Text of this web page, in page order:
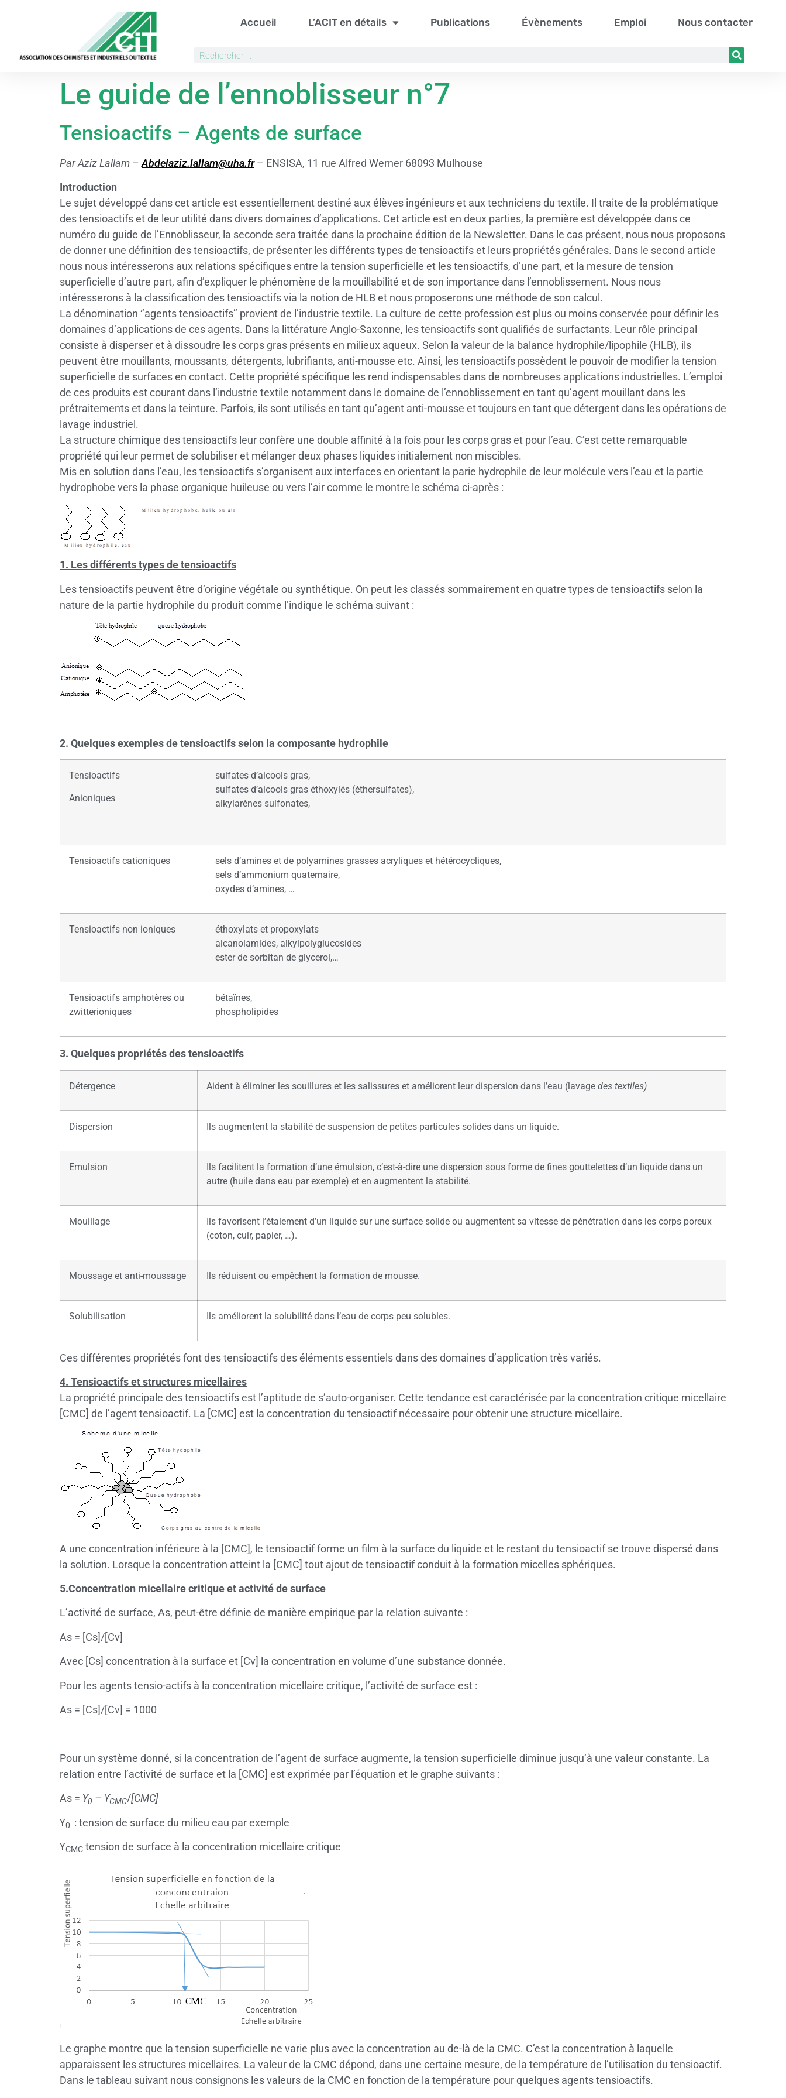
Accueil L’ACIT en détails Publications Évènements Emploi Nous contacter
Le guide de l’ennoblisseur n°7
Tensioactifs – Agents de surface
Par Aziz Lallam –Abdelaziz.lallam@uha.fr– ENSISA, 11 rue Alfred Werner 68093 Mulhouse
Introduction
Le sujet développé dans cet article est essentiellement destiné aux élèves ingénieurs et aux techniciens du textile. Il traite de la problématique
des tensioactifs et de leur utilité dans divers domaines d’applications. Cet article est en deux parties, la première est développée dans ce
numéro du guide de l’Ennoblisseur, la seconde sera traitée dans la prochaine édition de la Newsletter. Dans le cas présent, nous nous proposons
de donner une définition des tensioactifs, de présenter les différents types de tensioactifs et leurs propriétés générales. Dans le second article
nous nous intéresserons aux relations spécifiques entre la tension superficielle et les tensioactifs, d’une part, et la mesure de tension
superficielle d’autre part, afin d’expliquer le phénomène de la mouillabilité et de son importance dans l’ennoblissement. Nous nous
intéresserons à la classification des tensioactifs via la notion de HLB et nous proposerons une méthode de son calcul.
La dénomination ‘’agents tensioactifs’’ provient de l’industrie textile. La culture de cette profession est plus ou moins conservée pour définir les
domaines d’applications de ces agents. Dans la littérature Anglo-Saxonne, les tensioactifs sont qualifiés de surfactants. Leur rôle principal
consiste à disperser et à dissoudre les corps gras présents en milieux aqueux. Selon la valeur de la balance hydrophile/lipophile (HLB), ils
peuvent être mouillants, moussants, détergents, lubrifiants, anti-mousse etc. Ainsi, les tensioactifs possèdent le pouvoir de modifier la tension
superficielle de surfaces en contact. Cette propriété spécifique les rend indispensables dans de nombreuses applications industrielles. L’emploi
de ces produits est courant dans l’industrie textile notamment dans le domaine de l’ennoblissement en tant qu’agent mouillant dans les
prétraitements et dans la teinture. Parfois, ils sont utilisés en tant qu’agent anti-mousse et toujours en tant que détergent dans les opérations de
lavage industriel.
La structure chimique des tensioactifs leur confère une double affinité à la fois pour les corps gras et pour l’eau. C’est cette remarquable
propriété qui leur permet de solubiliser et mélanger deux phases liquides initialement non miscibles.
Mis en solution dans l’eau, les tensioactifs s’organisent aux interfaces en orientant la parie hydrophile de leur molécule vers l’eau et la partie
hydrophobe vers la phase organique huileuse ou vers l’air comme le montre le schéma ci-après :
1. Les différents types de tensioactifs
Les tensioactifs peuvent être d’origine végétale ou synthétique. On peut les classés sommairement en quatre types de tensioactifs selon la
nature de la partie hydrophile du produit comme l’indique le schéma suivant :
2. Quelques exemples de tensioactifs selon la composante hydrophile
Tensioactifs
Anioniques
sulfates d’alcools gras,
sulfates d’alcools gras éthoxylés (éthersulfates),
alkylarènes sulfonates,
Tensioactifs cationiques
sels d’amines et de polyamines grasses acryliques et hétérocycliques,
sels d’ammonium quaternaire,
oxydes d’amines, …
Tensioactifs non ioniques
éthoxylats et propoxylats
alcanolamides, alkylpolyglucosides
ester de sorbitan de glycerol,…
Tensioactifs amphotères ou
zwitterioniques
bétaïnes,
phospholipides
3. Quelques propriétés des tensioactifs
Détergence Aident à éliminer les souillures et les salissures et améliorent leur dispersion dans l’eau (lavage des textiles)
Dispersion Ils augmentent la stabilité de suspension de petites particules solides dans un liquide.
Emulsion
Ils facilitent la formation d’une émulsion, c’est-à-dire une dispersion sous forme de fines gouttelettes d’un liquide dans un
autre (huile dans eau par exemple) et en augmentent la stabilité.
Mouillage
Ils favorisent l’étalement d’un liquide sur une surface solide ou augmentent sa vitesse de pénétration dans les corps poreux
(coton, cuir, papier, …).
Moussage et anti-moussage Ils réduisent ou empêchent la formation de mousse.
Solubilisation Ils améliorent la solubilité dans l’eau de corps peu solubles.
Ces différentes propriétés font des tensioactifs des éléments essentiels dans des domaines d’application très variés.
4. Tensioactifs et structures micellaires
La propriété principale des tensioactifs est l’aptitude de s’auto-organiser. Cette tendance est caractérisée par la concentration critique micellaire
[CMC] de l’agent tensioactif. La [CMC] est la concentration du tensioactif nécessaire pour obtenir une structure micellaire.
A une concentration inférieure à la [CMC], le tensioactif forme un film à la surface du liquide et le restant du tensioactif se trouve dispersé dans
la solution. Lorsque la concentration atteint la [CMC] tout ajout de tensioactif conduit à la formation micelles sphériques.
5.Concentration micellaire critique et activité de surface
L’activité de surface, As, peut-être définie de manière empirique par la relation suivante :
As = [Cs]/[Cv]
Avec [Cs] concentration à la surface et [Cv] la concentration en volume d’une substance donnée.
Pour les agents tensio-actifs à la concentration micellaire critique, l’activité de surface est :
As = [Cs]/[Cv] = 1000
Pour un système donné, si la concentration de l’agent de surface augmente, la tension superficielle diminue jusqu’à une valeur constante. La
relation entre l’activité de surface et la [CMC] est exprimée par l’équation et le graphe suivants :
As = ϒ0 – ϒCMC/[CMC]
ϒ0 : tension de surface du milieu eau par exemple
ϒCMC tension de surface à la concentration micellaire critique
Le graphe montre que la tension superficielle ne varie plus avec la concentration au de-là de la CMC. C’est la concentration à laquelle
apparaissent les structures micellaires. La valeur de la CMC dépond, dans une certaine mesure, de la température de l’utilisation du tensioactif.
Dans le tableau suivant nous consignons les valeurs de la CMC en fonction de la température pour quelques agents tensioactifs.